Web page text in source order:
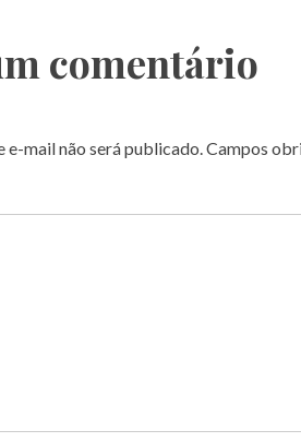
comentário
e-mail não será publicado.Campos